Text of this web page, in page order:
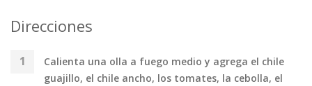
Direcciones
Calienta una olla a fuego medio y agrega el chile
guajillo, el chile ancho, los tomates, la cebolla, el